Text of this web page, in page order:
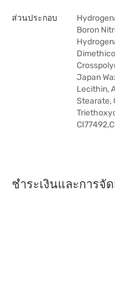
ส่วนประกอบ
Boron
Japan
Lecithin,
Stearate,
ชำระเงินและการจั